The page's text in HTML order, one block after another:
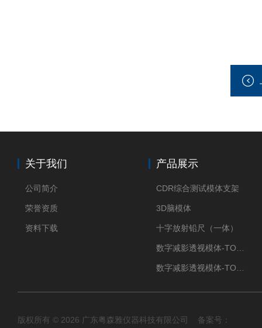
关于我们
公司简介
荣誉资质
资料下载
产品展示
CDR综合测试模体支架
3D脑模体
十字放射铅尺（一体）
版权所有 © 2026 广东粤森雅仪器科技有限公司 备案号：